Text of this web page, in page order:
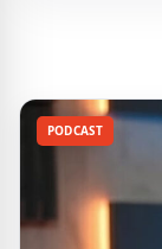
PODCAST